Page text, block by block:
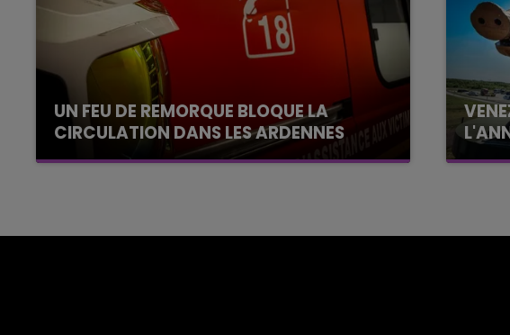
UN FEU DE REMORQUE BLOQUE LA
CIRCULATION DANS LES ARDENNES
Un feu de remorque s'est déclaré ce mercredi
Ce